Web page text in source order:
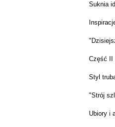
Suknia
Część II
Styl
"Strój
Ubiory i